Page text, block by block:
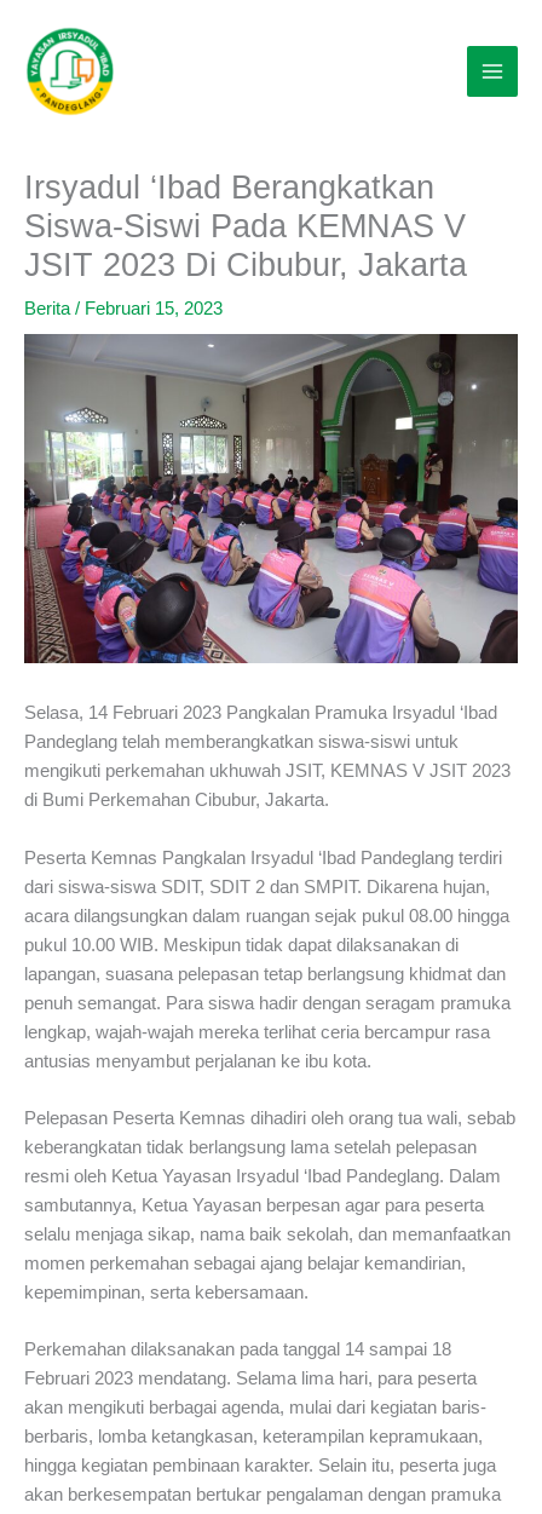
konten
Irsyadul ‘Ibad Berangkatkan
Siswa-Siswi Pada KEMNAS V
JSIT 2023 Di Cibubur, Jakarta
Berita / Februari 15, 2023
Selasa, 14 Februari 2023 Pangkalan Pramuka Irsyadul ‘Ibad
Pandeglang telah memberangkatkan siswa-siswi untuk
mengikuti perkemahan ukhuwah JSIT, KEMNAS V JSIT 2023
di Bumi Perkemahan Cibubur, Jakarta.
Peserta Kemnas Pangkalan Irsyadul ‘Ibad Pandeglang terdiri
dari siswa-siswa SDIT, SDIT 2 dan SMPIT. Dikarena hujan,
acara dilangsungkan dalam ruangan sejak pukul 08.00 hingga
pukul 10.00 WIB. Meskipun tidak dapat dilaksanakan di
lapangan, suasana pelepasan tetap berlangsung khidmat dan
penuh semangat. Para siswa hadir dengan seragam pramuka
lengkap, wajah-wajah mereka terlihat ceria bercampur rasa
antusias menyambut perjalanan ke ibu kota.
Pelepasan Peserta Kemnas dihadiri oleh orang tua wali, sebab
keberangkatan tidak berlangsung lama setelah pelepasan
resmi oleh Ketua Yayasan Irsyadul ‘Ibad Pandeglang. Dalam
sambutannya, Ketua Yayasan berpesan agar para peserta
selalu menjaga sikap, nama baik sekolah, dan memanfaatkan
momen perkemahan sebagai ajang belajar kemandirian,
kepemimpinan, serta kebersamaan.
Perkemahan dilaksanakan pada tanggal 14 sampai 18
Februari 2023 mendatang. Selama lima hari, para peserta
akan mengikuti berbagai agenda, mulai dari kegiatan baris-
berbaris, lomba ketangkasan, keterampilan kepramukaan,
hingga kegiatan pembinaan karakter. Selain itu, peserta juga
akan berkesempatan bertukar pengalaman dengan pramuka